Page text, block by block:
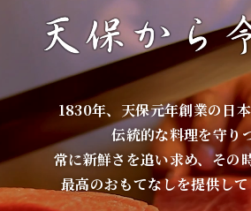
1830年、天保元年創業の日
伝統的な料理を守り
常に新鮮さを追い求め、その
最高のおもてなしを提供し